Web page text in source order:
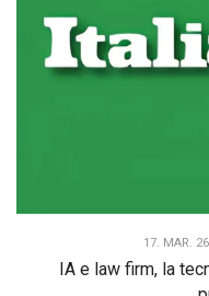
17. MAR. 26
IA e law firm, la